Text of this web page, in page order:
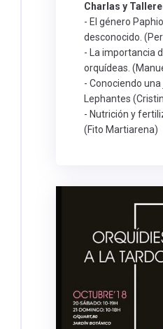
Charlas y
- El género
desconocido.
- La importancia
orquídeas.
- Conociendo
Lephantes
- Nutrición y
(Fito Martiarena)